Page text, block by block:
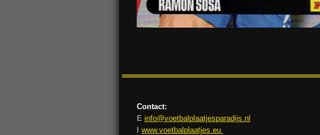
Contact:
E info@voetbalplaatjesparadijs.nl
I www.voetbalplaatjes.eu